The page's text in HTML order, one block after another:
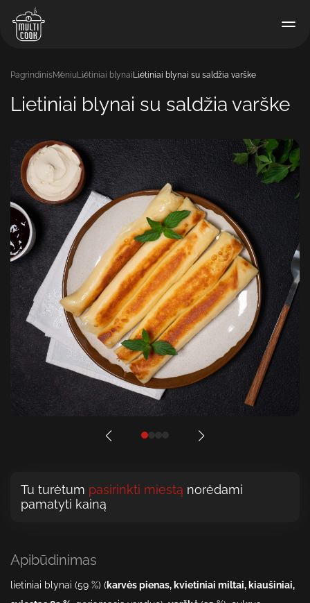
PagrindinisMeniuLietiniai blynai Lietiniai blynai su saldžia varške
Lietiniai blynai su saldžia varške
Tu turėtum pasirinkti miestą norėdami
pamatyti kainą
Apibūdinimas
lietiniai blynai (59 %) (karvės pienas, kvietiniai miltai, kiaušiniai,